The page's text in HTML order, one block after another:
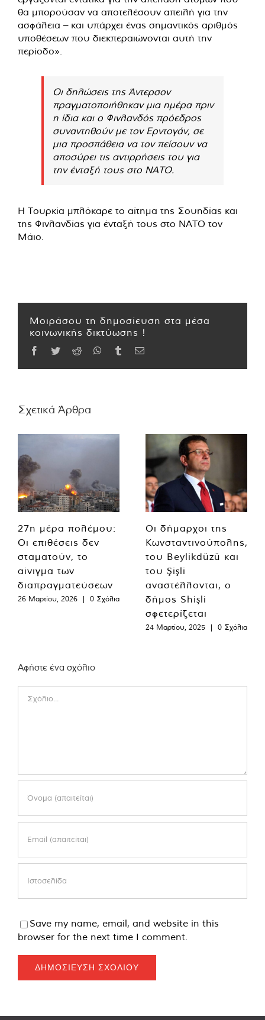
θα μπορούσαν να αποτελέσουν απειλή για την
ασφάλεια – και υπάρχει ένας σημαντικός αριθμός
υποθέσεων που διεκπεραιώνονται αυτή την
περίοδο».
Οι δηλώσεις της Άντερσον
πραγματοποιήθηκαν μια ημέρα πριν
η ίδια και ο Φινλανδός πρόεδρος
συναντηθούν με τον Ερντογάν, σε
μια προσπάθεια να τον πείσουν να
αποσύρει τις αντιρρήσεις του για
την ένταξή τους στο ΝΑΤΟ.
Η Τουρκία μπλόκαρε το αίτημα της Σουηδίας και
της Φινλανδίας για ένταξή τους στο ΝΑΤΟ τον
Μάιο.
Μοιράσου τη δημοσίευση στα μέσα
κοινωνικής δικτύωσης !
Facebook
TwitterReddit WhatsApp
TumblrEmail
Σχετικά Άρθρα
27η μέρα πολέμου:
Οι επιθέσεις δεν
σταματούν, το
αίνιγμα των
διαπραγματεύσεων
26 Μαρτίου, 2026 | 0 Σχόλια
Οι δήμαρχοι της
Κωνσταντινούπολης,
του Beylikdüzü και
του Şişli
αναστέλλονται, ο
δήμος Shişli
σφετερίζεται
24 Μαρτίου, 2025 | 0 Σχόλια
Αφήστε ένα σχόλιο
Save my name, email, and website in this
browser for the next time I comment.